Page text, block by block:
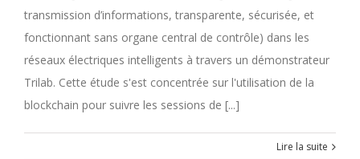
transmission d’informations, transparente, sécurisée, et
fonctionnant sans organe central de contrôle) dans les
réseaux électriques intelligents à travers un démonstrateur
Trilab. Cette étude s'est concentrée sur l'utilisation de la
blockchain pour suivre les sessions de [...]
Lire la suite